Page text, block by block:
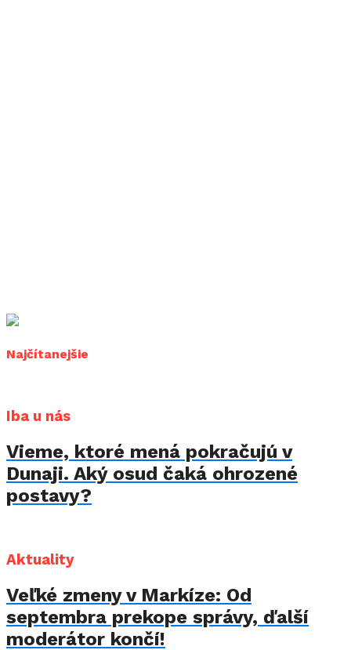
Najčítanejšie
Iba u nás
Vieme, ktoré mená pokračujú v
Dunaji. Aký osud čaká ohrozené
postavy?
Aktuality
Veľké zmeny v Markíze: Od
septembra prekope správy, ďalší
moderátor končí!